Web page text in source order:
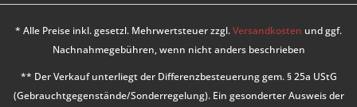
* Alle Preise inkl. gesetzl. Mehrwertsteuer zzgl.Versandkosten und ggf.
Nachnahmegebühren, wenn nicht anders beschrieben
** Der Verkauf unterliegt der Differenzbesteuerung gem. § 25a UStG
(Gebrauchtgegenstände/Sonderregelung). Ein gesonderter Ausweis der